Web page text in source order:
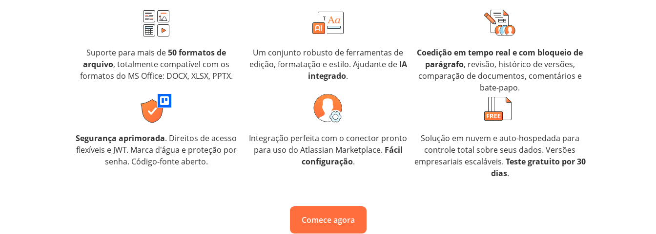
Suporte para mais de50 formatos de
arquivo, totalmente compatível com os
formatos do MS Office: DOCX, XLSX, PPTX.
Um conjunto robusto de ferramentas de
edição, formatação e estilo. Ajudante de IA
integrado.
Coedição em tempo real e com bloqueio de
parágrafo, revisão, histórico de versões,
comparação de documentos, comentários e
bate-papo.
Segurança aprimorada. Direitos de acesso
flexíveis e JWT. Marca d'água e proteção por
senha. Código-fonte aberto.
Integração perfeita com o conector pronto
para uso do Atlassian Marketplace. Fácil
configuração.
Solução em nuvem e auto-hospedada para
controle total sobre seus dados. Versões
empresariais escaláveis. Teste gratuito por 30
dias.
Comece agora